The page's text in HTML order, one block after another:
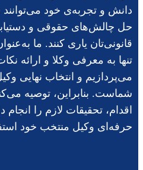
دانش و تجربه‌ی خود می‌توانند
حل چالش‌های حقوقی و
قانونی‌تان یاری کنند. ما
تنها به معرفی وکلا و ارائه
می‌پردازیم و انتخاب نهایی
شماست. بنابراین، توصیه
اقدام، تحقیقات لازم را انجام
حرفه‌ای وکیل منتخب خود